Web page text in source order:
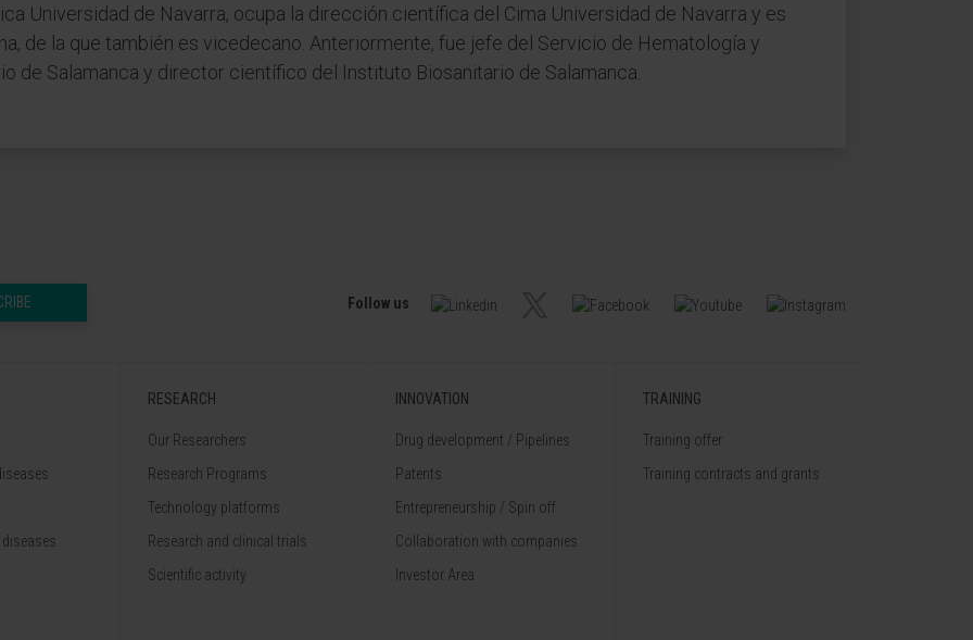
Universidad de Navarra, ocupa la dirección científica del Cima Universidad de Navarra y es
de la que también es vicedecano. Anteriormente, fue jefe del Servicio de Hematología y
de Salamanca y director científico del Instituto Biosanitario de Salamanca.
Follow us
RESEARCH
Our Researchers
Research Programs
Technology platforms
Research and clinical trials
Scientific activity
INNOVATION
Drug development / Pipelines
Patents
Entrepreneurship / Spin off
Collaboration with companies
Investor Area
TRAINING
Training offer
Training contracts and grants